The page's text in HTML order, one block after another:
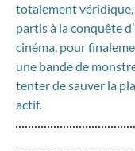
totalement
partis à la conquête
cinéma, pour
une bande de
tenter de sauver la
actif.